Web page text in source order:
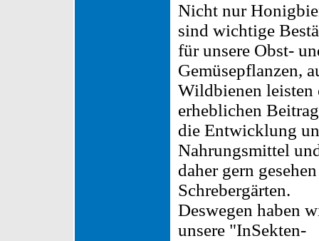
Nicht nur
sind wichtige
für unsere Obst-
Gemüsepflanzen,
Wildbienen leisten
erheblichen
die Entwicklung
Nahrungsmittel
daher gern
Schrebergärten.
Deswegen haben
unsere "InSekten-